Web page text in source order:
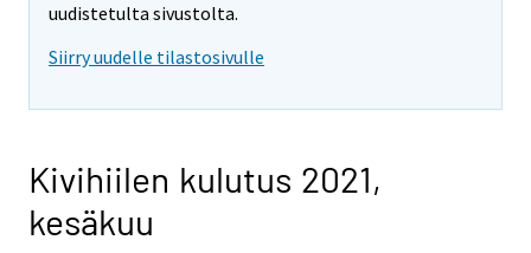
uudistetulta sivustolta.
Siirry uudelle tilastosivulle
Kivihiilen kulutus 2021,
kesäkuu